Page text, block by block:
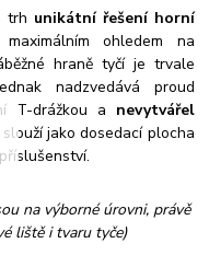
trh unikátní řešení horní
ohledem na
hraně tyčí je trvale
nadzvedává proud
T-drážkou a nevytvářel
jako dosedací plocha
na výborné úrovni, právě
liště i tvaru tyče)